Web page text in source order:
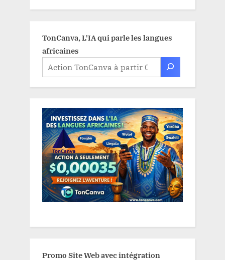
TonCanva, L'IA qui parle les langues
africaines
Promo Site Web avec intégration